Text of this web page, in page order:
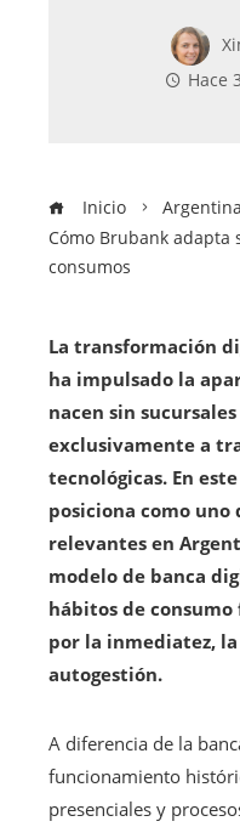
Hace
Inicio
Argentina
Cómo Brubank adapta
consumos
La transformación
ha impulsado la
nacen sin
exclusivamente a
tecnológicas. En
posiciona como uno
relevantes en
modelo de banca
hábitos de
por la inmediatez,
autogestión.
A diferencia de la
funcionamiento
presenciales y